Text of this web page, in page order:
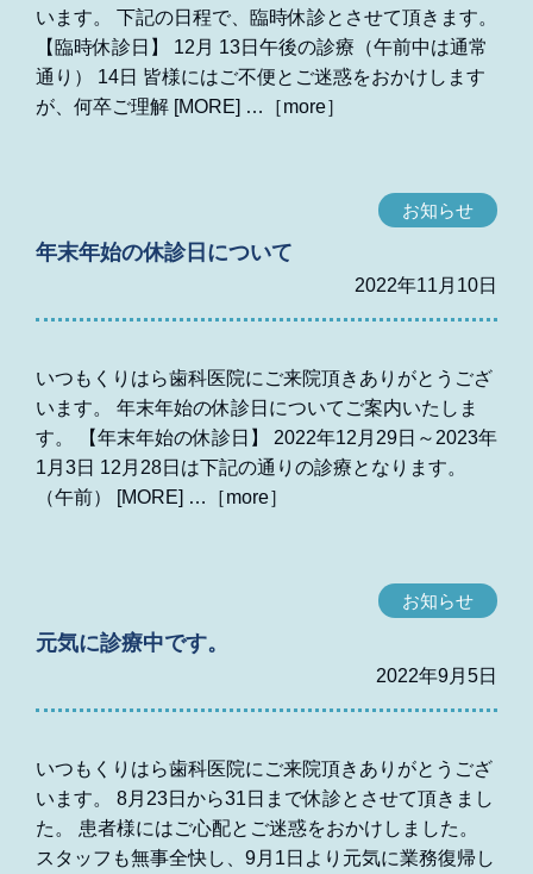
います。 下記の日程で、臨時休診とさせて頂きます。
【臨時休診日】 12月 13日午後の診療（午前中は通常
通り） 14日 皆様にはご不便とご迷惑をおかけします
が、何卒ご理解 [MORE]
お知らせ
年末年始の休診日について
2022年11月10日
いつもくりはら歯科医院にご来院頂きありがとうござ
います。 年末年始の休診日についてご案内いたしま
す。 【年末年始の休診日】 2022年12月29日～2023年
1月3日 12月28日は下記の通りの診療となります。
（午前） [MORE]
お知らせ
元気に診療中です。
2022年9月5日
いつもくりはら歯科医院にご来院頂きありがとうござ
います。 8月23日から31日まで休診とさせて頂きまし
た。 患者様にはご心配とご迷惑をおかけしました。
スタッフも無事全快し、9月1日より元気に業務復帰し